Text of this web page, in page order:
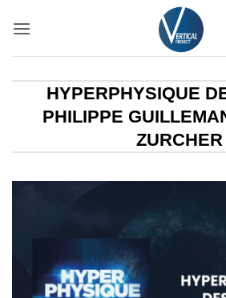
HYPERPHYSIQUE
PHILIPPE
ZURCHER